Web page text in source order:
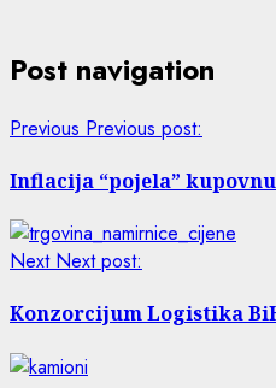
Post navigation
Previous Previous post:
Inflacija “pojela”
Next Next post:
Konzorcijum Logistika